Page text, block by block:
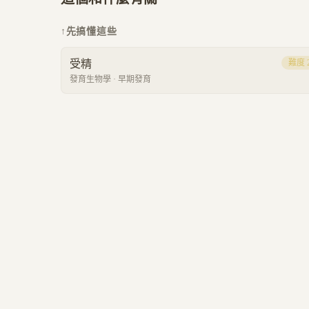
↑ 先搞懂這些
受精
發育生物學 · 早期發育
難度